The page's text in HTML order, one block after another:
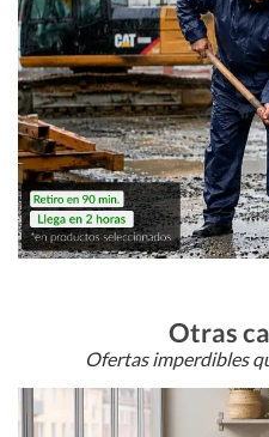
Otras
Ofertas imperdibles